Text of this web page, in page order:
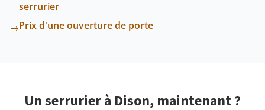
serrurier
→Prix d'une ouverture de porte
Un serrurier à Dison, maintenant ?